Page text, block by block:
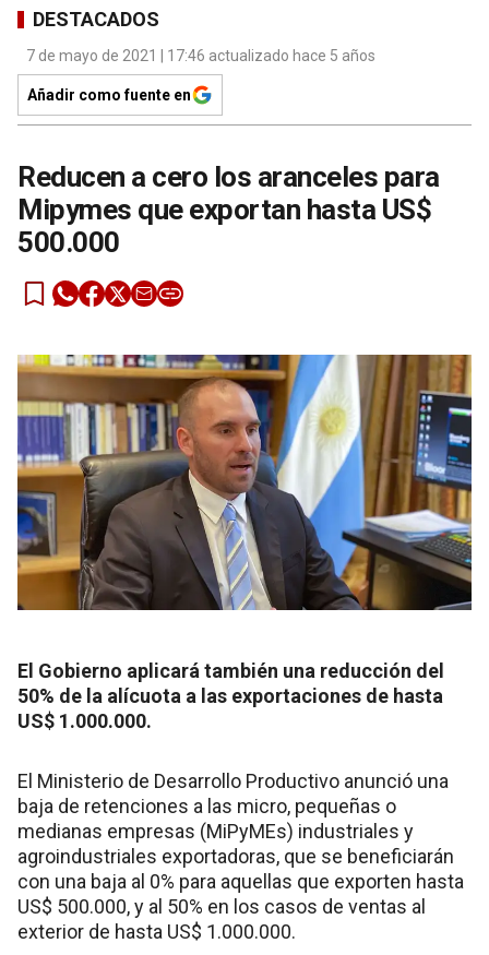
DESTACADOS
7 de mayo de 2021 | 17:46 actualizado hace 5 años
Añadir como fuente en
Reducen a cero los aranceles para
Mipymes que exportan hasta US$
500.000
El Gobierno aplicará también una reducción del
50% de la alícuota a las exportaciones de hasta
US$ 1.000.000.
El Ministerio de Desarrollo Productivo anunció una
baja de retenciones a las micro, pequeñas o
medianas empresas (MiPyMEs) industriales y
agroindustriales exportadoras, que se beneficiarán
con una baja al 0% para aquellas que exporten hasta
US$ 500.000, y al 50% en los casos de ventas al
exterior de hasta US$ 1.000.000.